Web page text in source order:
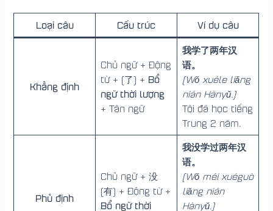
Loại câu Cấu trúc Ví dụ câu
Khẳng định
Chủ ngữ + Động
từ + (了) + Bổ
ngữ thời lượng
+ Tân ngữ
我学了两年汉
语。
(Wǒ xuéle liǎng
nián Hànyǔ.)
Tôi đã học tiếng
Trung 2 năm.
Phủ định
Chủ ngữ + 没
(有) + Động từ +
Bổ ngữ thời
我没学过两年汉
语。
(Wǒ méi xuéguò
liǎng nián
Hànyǔ.)